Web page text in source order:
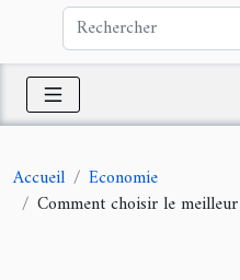
Accueil
Economie
Comment choisir le